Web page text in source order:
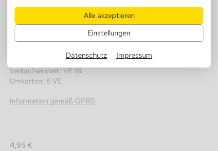
Alle akzeptieren
Einstellungen
Datenschutz Impressum
Verkaufseinheit: VE 18
Umkarton: 8 VE
Information gemäß GPRS
4,95 €